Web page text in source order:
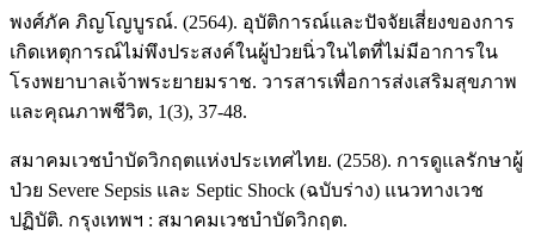
พงศ์ภัค ภิญโญบูรณ์. (2564). อุบัติการณ์และปัจจัยเสี่ยงของการ
เกิดเหตุการณ์ไม่พึงประสงค์ในผู้ป่วยนิ่วในไตที่ไม่มีอาการใน
โรงพยาบาลเจ้าพระยายมราช. วารสารเพื่อการส่งเสริมสุขภาพ
และคุณภาพชีวิต, 1(3), 37-48.
สมาคมเวชบำบัดวิกฤตแห่งประเทศไทย. (2558). การดูแลรักษาผู้
ป่วย Severe Sepsis และ Septic Shock (ฉบับร่าง) แนวทางเวช
ปฏิบัติ. กรุงเทพฯ : สมาคมเวชบำบัดวิกฤต.